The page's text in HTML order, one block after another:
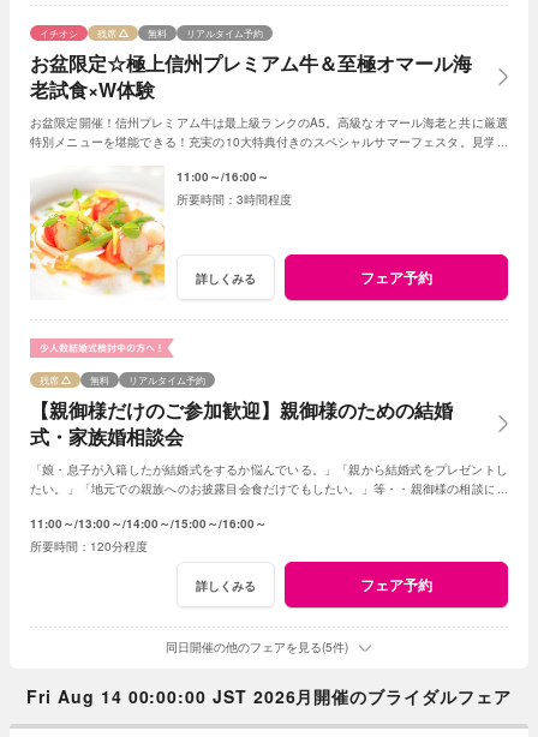
お盆限定☆極上信州プレミアム牛＆至極オマール海
老試食×W体験
イチオシ 残席 無料 リアルタイム予約
お盆限定開催！信州プレミアム牛は最上級ランクのA5。高級なオマール海老と共に厳選
特別メニューを堪能できる！充実の10大特典付きのスペシャルサマーフェスタ。見学＆
11:00～ 16:00～
3時間程度
詳しくみる フェア予約
【親御様だけのご参加歓迎】親御様のための結婚
式・家族婚相談会
残席 無料 リアルタイム予約
「娘・息子が入籍したが結婚式をするか悩んでいる。」「親から結婚式をプレゼントし
たい。」「地元での親族へのお披露目会食だけでもしたい。」等・・親御様の相談にベ
11:00～ 13:00～ 14:00～ 15:00～ 16:00～
120分程度
詳しくみる フェア予約
同日開催の他のフェアを見る(5件)
Fri Aug 14 00:00:00 JST 2026月開催のブライダルフェア